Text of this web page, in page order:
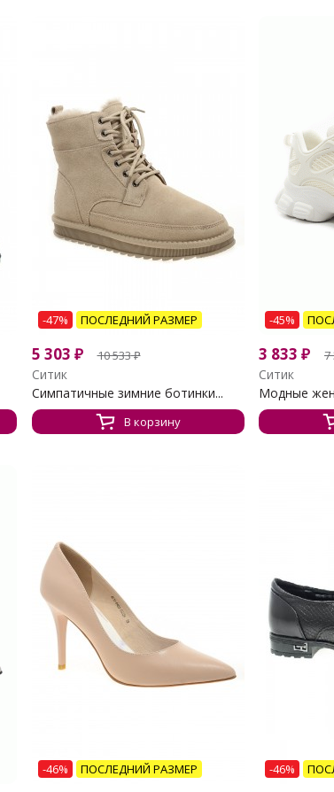
-47% ПОСЛЕДНИЙ РАЗМЕР
5 303 ₽ 10 533₽
Ситик
Симпатичные зимние ботинки...
В корзину
-45%
3 833 ₽ 7
Ситик
Модные
-46% ПОСЛЕДНИЙ РАЗМЕР -46%